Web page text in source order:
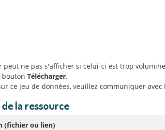
peut ne pas s'afficher si celui-ci est trop
bouton Télécharger.
ce jeu de données, veuillez communiquer
la ressource
(fichier ou lien)